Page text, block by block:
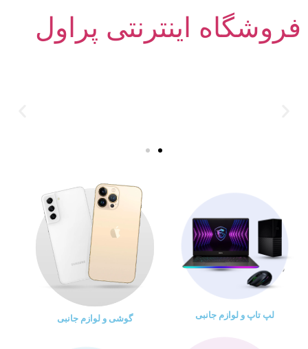
فروشگاه اینترنتی پراول
لپ تاپ و لوازم جانبی گوشی و لوازم جانبی